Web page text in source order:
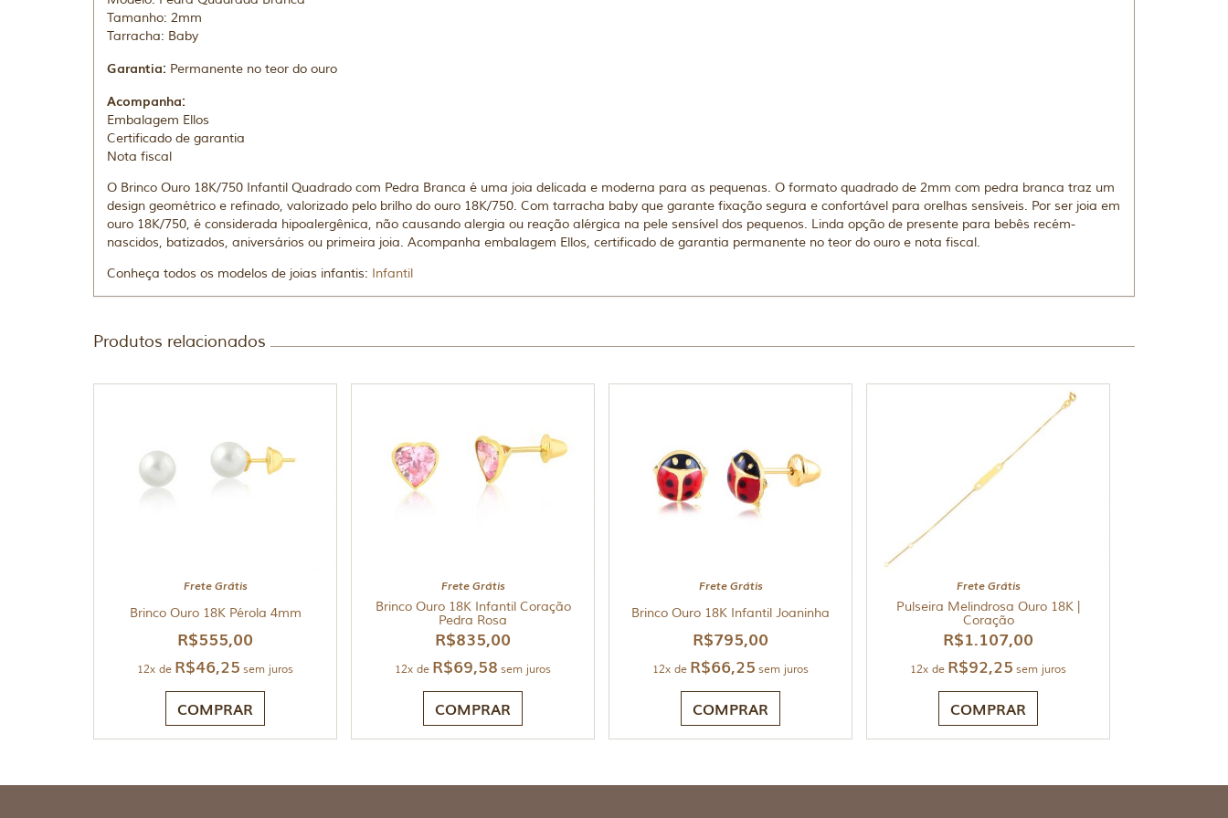
Tamanho: 2mm
Tarracha: Baby
Garantia: Permanente no teor do ouro
Acompanha:
Embalagem Ellos
Certificado de garantia
Nota fiscal
O Brinco Ouro 18K/750 Infantil Quadrado com Pedra Branca é uma joia delicada e moderna para as pequenas. O formato quadrado de 2mm com pedra branca traz um
design geométrico e refinado, valorizado pelo brilho do ouro 18K/750. Com tarracha baby que garante fixação segura e confortável para orelhas sensíveis. Por ser joia em
ouro 18K/750, é considerada hipoalergênica, não causando alergia ou reação alérgica na pele sensível dos pequenos. Linda opção de presente para bebês recém-
nascidos, batizados, aniversários ou primeira joia. Acompanha embalagem Ellos, certificado de garantia permanente no teor do ouro e nota fiscal.
Conheça todos os modelos de joias infantis: Infantil
Produtos relacionados
Frete Grátis
Brinco Ouro 18K Pérola 4mm
R$555,00
12x de R$46,25 sem juros
COMPRAR
Frete Grátis
Brinco Ouro 18K Infantil Coração
Pedra Rosa
R$835,00
12x de R$69,58 sem juros
COMPRAR
Frete Grátis
Brinco Ouro 18K Infantil Joaninha
R$795,00
12x de R$66,25 sem juros
COMPRAR
Frete Grátis
Pulseira Melindrosa Ouro 18K |
Coração
R$1.107,00
12x de R$92,25 sem juros
COMPRAR